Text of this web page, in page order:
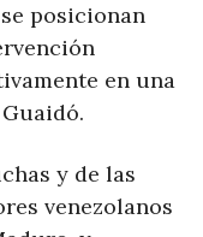
posicionan
en una
y de las
venezolanos